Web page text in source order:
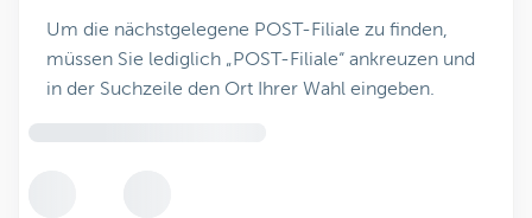
Um die nächstgelegene POST-Filiale zu finden,
müssen Sie lediglich „POST-Filiale“ ankreuzen und
in der Suchzeile den Ort Ihrer Wahl eingeben.